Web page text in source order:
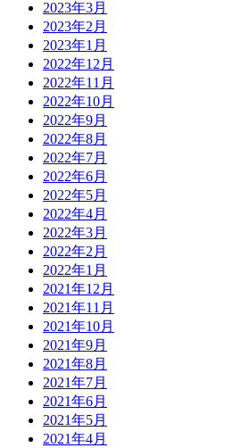
2023年3月
2023年2月
2023年1月
2022年12月
2022年11月
2022年10月
2022年9月
2022年8月
2022年7月
2022年6月
2022年5月
2022年4月
2022年3月
2022年2月
2022年1月
2021年12月
2021年11月
2021年10月
2021年9月
2021年8月
2021年7月
2021年6月
2021年5月
2021年4月